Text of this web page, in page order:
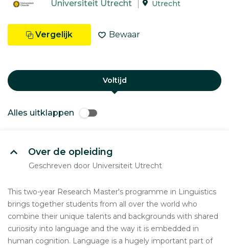
Universiteit Utrecht Utrecht
Vergelijk Bewaar
Voltijd
Alles uitklappen
Over de opleiding
Geschreven door Universiteit Utrecht
This two-year Research Master's programme in Linguistics
brings together students from all over the world who
combine their unique talents and backgrounds with shared
curiosity into language and the way it is embedded in
human cognition. Language is a hugely important part of